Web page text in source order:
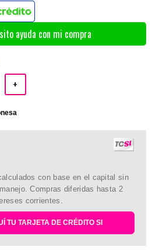
ayuda con mi compra
+
con base en el capital sin
Compras diferidas hasta 2
corrientes.
TU TARJETA DE CRÉDITO SI